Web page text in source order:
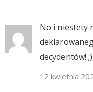
No i niestety
decydentów! ;)
12 kwietnia